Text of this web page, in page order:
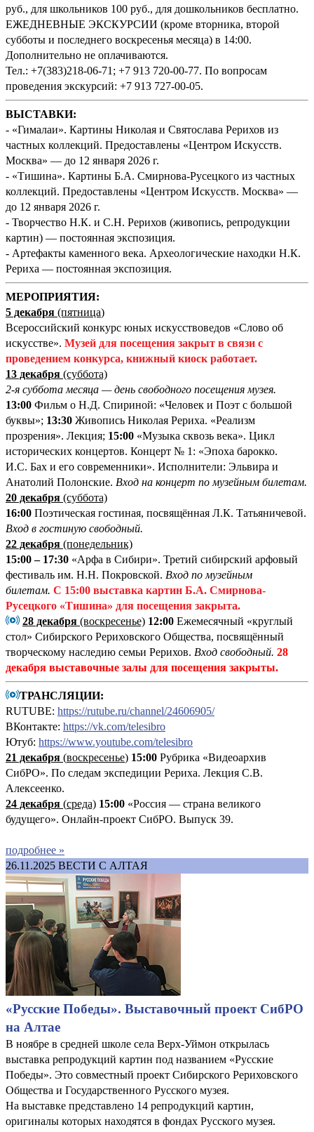
руб., для школьников 100 руб., для дошкольников бесплатно.
ЕЖЕДНЕВНЫЕ ЭКСКУРСИИ (кроме вторника, второй
субботы и последнего воскресенья месяца) в 14:00.
Дополнительно не оплачиваются.
Тел.: +7(383)218-06-71; +7 913 720-00-77. По вопросам
проведения экскурсий: +7 913 727-00-05.
ВЫСТАВКИ:
- «Гималаи». Картины Николая и Святослава Рерихов из
частных коллекций. Предоставлены «Центром Искусств.
Москва» — до 12 января 2026 г.
- «Тишина». Картины Б.А. Смирнова-Русецкого из частных
коллекций. Предоставлены «Центром Искусств. Москва» —
до 12 января 2026 г.
- Творчество Н.К. и С.Н. Рерихов (живопись, репродукции
картин) — постоянная экспозиция.
- Артефакты каменного века. Археологические находки Н.К.
Рериха — постоянная экспозиция.
МЕРОПРИЯТИЯ:
5 декабря (пятница)
Всероссийский конкурс юных искусствоведов «Слово об
искусстве». Музей для посещения закрыт в связи с
проведением конкурса, книжный киоск работает.
13 декабря (суббота)
2-я суббота месяца — день свободного посещения музея.
13:00 Фильм о Н.Д. Спириной: «Человек и Поэт с большой
буквы»; 13:30 Живопись Николая Рериха. «Реализм
прозрения». Лекция; 15:00 «Музыка сквозь века». Цикл
исторических концертов. Концерт № 1: «Эпоха барокко.
И.С. Бах и его современники». Исполнители: Эльвира и
Анатолий Полонские. Вход на концерт по музейным билетам.
20 декабря (суббота)
16:00 Поэтическая гостиная, посвящённая Л.К. Татьяничевой.
Вход в гостиную свободный.
22 декабря (понедельник)
15:00 – 17:30 «Арфа в Сибири». Третий сибирский арфовый
фестиваль им. Н.Н. Покровской. Вход по музейным
билетам. С 15:00 выставка картин Б.А. Смирнова-
Русецкого «Тишина» для посещения закрыта.
28 декабря (воскресенье) 12:00 Ежемесячный «круглый
стол» Сибирского Рериховского Общества, посвящённый
творческому наследию семьи Рерихов. Вход свободный. 28
декабря выставочные залы для посещения закрыты.
ТРАНСЛЯЦИИ:
RUTUBE: https://rutube.ru/channel/24606905/
ВКонтакте: https://vk.com/telesibro
Ютуб: https://www.youtube.com/telesibro
21 декабря (воскресенье) 15:00 Рубрика «Видеоархив
СибРО». По следам экспедиции Рериха. Лекция С.В.
Алексеенко.
24 декабря (среда) 15:00 «Россия — страна великого
будущего». Онлайн-проект СибРО. Выпуск 39.
подробнее »
26.11.2025 ВЕСТИ С АЛТАЯ
«Русские Победы». Выставочный проект СибРО
на Алтае
В ноябре в средней школе села Верх-Уймон открылась
выставка репродукций картин под названием «Русские
Победы». Это совместный проект Сибирского Рериховского
Общества и Государственного Русского музея.
На выставке представлено 14 репродукций картин,
оригиналы которых находятся в фондах Русского музея.